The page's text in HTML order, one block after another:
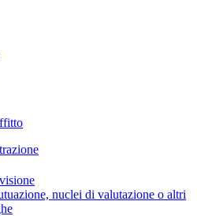
nuclei di valutazione o altri